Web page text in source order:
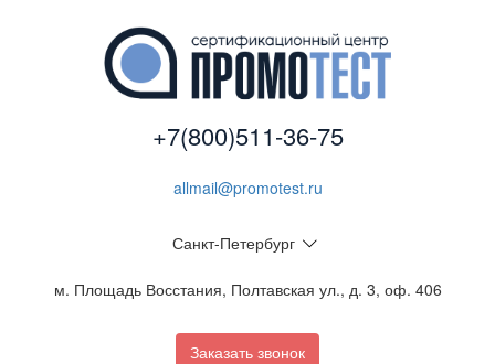
+7(800)511-36-75
allmail@promotest.ru
Санкт-Петербург
м. Площадь Восстания, Полтавская ул., д. 3, оф. 406
Заказать звонок